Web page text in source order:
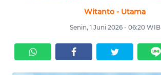
Witanto - Utama
Senin, 1 Juni 2026 - 06:20 WIB
SERBI
OPINI